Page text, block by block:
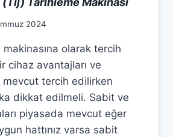
2024
olarak tercih
cihaz avantajları ve
mevcut tercih edilirken
dikkat edilmeli. Sabit ve
piyasada mevcut eğer
hattınız varsa sabit